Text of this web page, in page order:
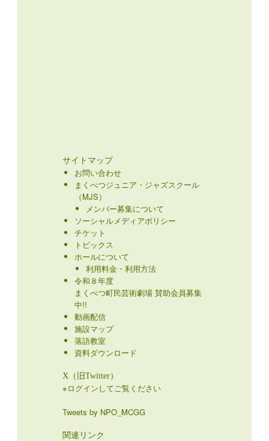
サイトマップ
お問い合わせ
まくべつジュニア・ジャズスクール
（MJS）
メンバー募集について
ソーシャルメディアポリシー
チケット
トピックス
ホールについて
利用料金・利用方法
令和８年度
まくべつ町民芸術劇場 賛助会員募集
中!!
動画配信
施設マップ
落語教室
資料ダウンロード
X（旧Twitter）
※ログインしてご覧ください
Tweets by NPO_MCGG
関連リンク